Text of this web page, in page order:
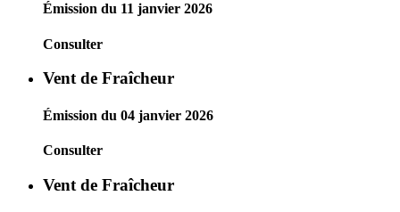
Émission du 11 janvier 2026
Consulter
Vent de Fraîcheur
Émission du 04 janvier 2026
Consulter
Vent de Fraîcheur